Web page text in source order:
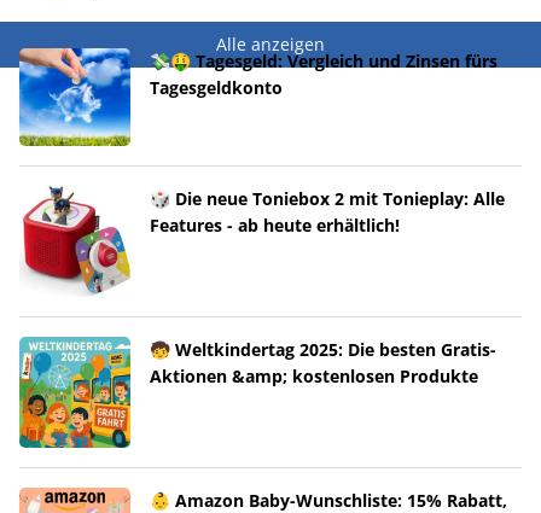
Alle anzeigen
💸🤑 Tagesgeld: Vergleich und Zinsen fürs
Tagesgeldkonto
🎲 Die neue Toniebox 2 mit Tonieplay: Alle
Features - ab heute erhältlich!
🧒 Weltkindertag 2025: Die besten Gratis-
Aktionen &amp; kostenlosen Produkte
👶 Amazon Baby-Wunschliste: 15% Rabatt,